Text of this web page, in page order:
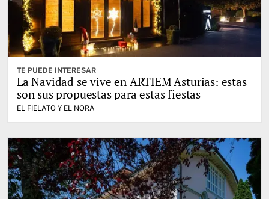
TE PUEDE INTERESAR
La Navidad se vive en ARTIEM Asturias: estas
son sus propuestas para estas fiestas
EL FIELATO Y EL NORA